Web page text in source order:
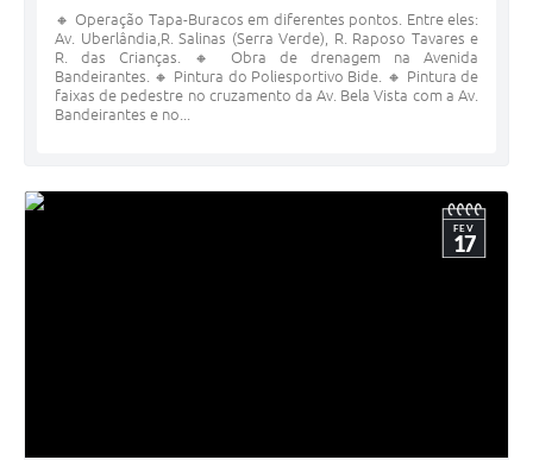
🔸 Operação Tapa-Buracos em diferentes pontos. Entre eles:
Av. Uberlândia,R. Salinas (Serra Verde), R. Raposo Tavares e
R. das Crianças. 🔸 Obra de drenagem na Avenida
Bandeirantes. 🔸 Pintura do Poliesportivo Bide. 🔸 Pintura de
faixas de pedestre no cruzamento da Av. Bela Vista com a Av.
Bandeirantes e no...
FEV
17